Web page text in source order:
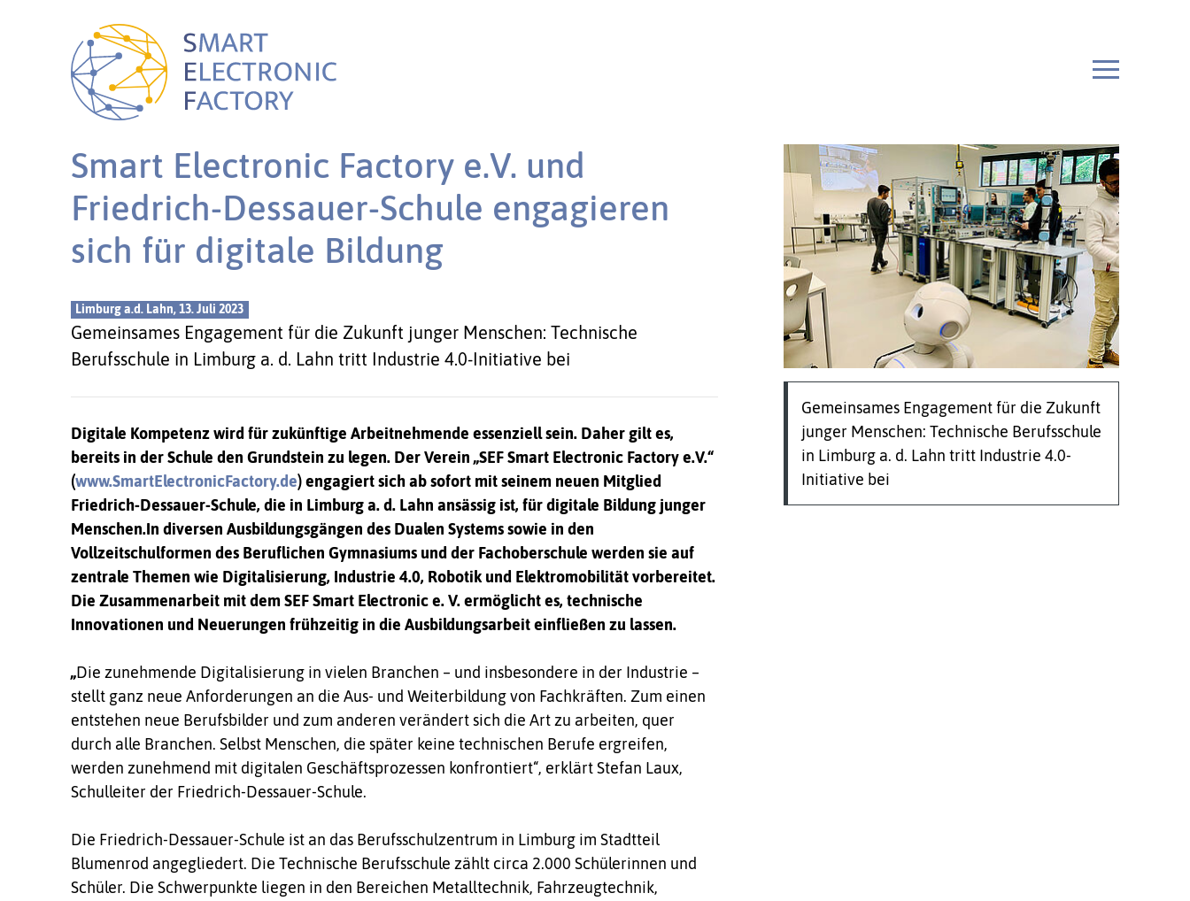
Smart Electronic Factory e.V. und
Friedrich-Dessauer-Schule engagieren
sich für digitale Bildung
Limburg a.d. Lahn, 13. Juli 2023
Gemeinsames Engagement für die Zukunft junger Menschen: Technische
Berufsschule in Limburg a. d. Lahn tritt Industrie 4.0-Initiative bei
Digitale Kompetenz wird für zukünftige Arbeitnehmende essenziell sein. Daher gilt es,
bereits in der Schu­le den Grundstein zu legen. Der Verein „SEF Smart Electronic Factory e.V.“
(www.SmartElectronicFactory.de) engagiert sich ab sofort mit seinem neuen Mitglied
Friedrich-Dessauer-Schule, die in Limburg a. d. Lahn ansässig ist, für digitale Bildung junger
Menschen.In diversen Ausbildungsgängen des Dualen Systems sowie in den
Vollzeitschulformen des Beruflichen Gymnasiums und der Fachoberschule werden sie auf
zentrale Themen wie Digitalisierung, Industrie 4.0, Robotik und Elektromobilität vorbereitet.
Die Zusammenarbeit mit dem SEF Smart Electronic e. V. ermöglicht es, technische
Innovationen und Neuerungen frühzeitig in die Ausbildungsarbeit einfließen zu lassen.
„Die zunehmende Digitalisierung in vielen Branchen – und insbesondere in der Industrie –
stellt ganz neue Anforderungen an die Aus- und Weiterbildung von Fachkräften. Zum einen
entstehen neue Berufsbilder und zum anderen verändert sich die Art zu arbeiten, quer
durch alle Branchen. Selbst Menschen, die später keine technischen Berufe ergreifen,
werden zunehmend mit digitalen Geschäftsprozessen konfrontiert“, erklärt Stefan Laux,
Schulleiter der Friedrich-Dessauer-Schule.
Die Friedrich-Dessauer-Schule ist an das Berufsschulzentrum in Limburg im Stadtteil
Blumenrod angegliedert. Die Technische Berufsschule zählt circa 2.000 Schülerinnen und
Schüler. Die Schwerpunkte liegen in den Bereichen Metalltechnik, Fahrzeugtechnik,
Gemeinsames Engagement für die Zukunft
junger Menschen: Technische Berufsschule
in Limburg a. d. Lahn tritt Industrie 4.0-
Initiative bei